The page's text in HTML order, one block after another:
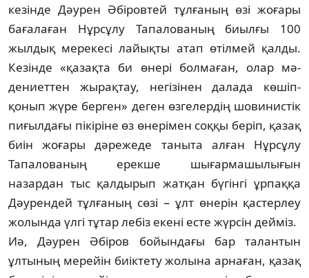
кезінде Дәурен Әбі­ров­­тей тұлғаның өзі жоғары
бағалаған Нұр­сұлу Тапалованың биылғы 100
жылдық ме­рекесі лайықты атап өтілмей қалды.
Ке­зін­де «қазақта би өнері болмаған, олар мә­
дениеттен жырақтау, негізінен далада кө­шіп-
қонып жүре берген» деген өзгелердің шо­­винистік
пиғылдағы пікіріне өз өнерімен соққы беріп, қазақ
биін жоғары дәрежеде та­ныта алған Нұрсұлу
Тапалованың ерекше шы­ғармашылығын
назардан тыс қалдырып жат­қан бүгінгі ұрпаққа
Дәурендей тұлғаның сөзі − ұлт өнерін қастерлеу
жолында үлгі тұ­­тар лебіз екені есте жүрсін дейміз.
Иә, Дәурен Әбіров бойындағы бар та­лан­­­тын
ұлтының мерейін биіктету жолына ар­наған, қазақ